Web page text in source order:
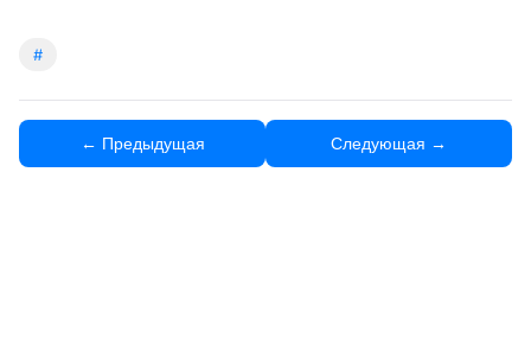
#
← Предыдущая Следующая →